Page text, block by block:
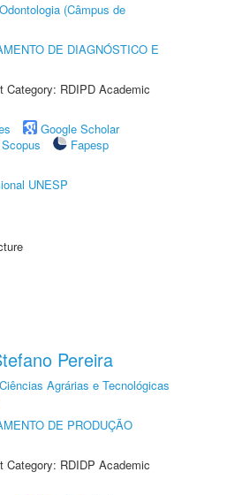
(Câmpus de
DE DIAGNÓSTICO E
Category: RDIPD Academic
Google Scholar
Scopus
Fapesp
UNESP
Pereira
Agrárias e Tecnológicas
DE PRODUÇÃO
Category: RDIDP Academic